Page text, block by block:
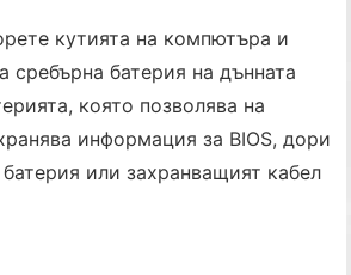
кутията на компютъра и
сребърна батерия на дънната
която позволява на
информация за BIOS, дори
или захранващият кабел